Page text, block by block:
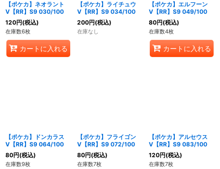
【ポケカ】ネオラント
V【RR】S9 030/100
120円(税込)
在庫数6枚
カートに入れる
【ポケカ】ライチュウ
V【RR】S9 034/100
200円(税込)
在庫なし
【ポケカ】エルフーン
V【RR】S9 049/100
80円(税込)
在庫数4枚
カートに入れる
【ポケカ】ドンカラス
V【RR】S9 064/100
80円(税込)
在庫数9枚
【ポケカ】フライゴン
V【RR】S9 072/100
80円(税込)
在庫数7枚
【ポケカ】アルセウス
V【RR】S9 083/100
120円(税込)
在庫数7枚